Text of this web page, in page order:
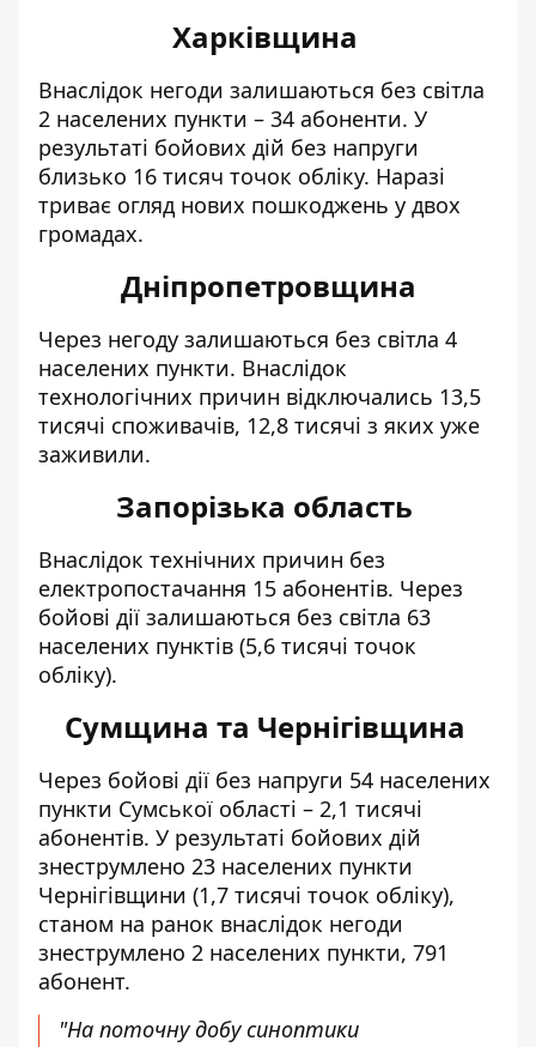
Харківщина
Внаслідок негоди залишаються без світла
2 населених пункти – 34 абоненти. У
результаті бойових дій без напруги
близько 16 тисяч точок обліку. Наразі
триває огляд нових пошкоджень у двох
громадах.
Дніпропетровщина
Через негоду залишаються без світла 4
населених пункти. Внаслідок
технологічних причин відключались 13,5
тисячі споживачів, 12,8 тисячі з яких уже
заживили.
Запорізька область
Внаслідок технічних причин без
електропостачання 15 абонентів. Через
бойові дії залишаються без світла 63
населених пунктів (5,6 тисячі точок
обліку).
Сумщина та Чернігівщина
Через бойові дії без напруги 54 населених
пункти Сумської області – 2,1 тисячі
абонентів. У результаті бойових дій
знеструмлено 23 населених пункти
Чернігівщини (1,7 тисячі точок обліку),
станом на ранок внаслідок негоди
знеструмлено 2 населених пункти, 791
абонент.
"На поточну добу синоптики